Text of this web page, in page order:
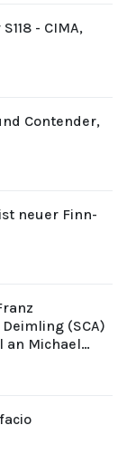
- CIMA,
Contender,
neuer Finn-
(SCA)
an Michael